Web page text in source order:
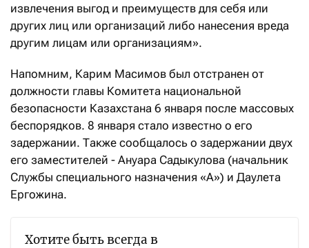
извлечения выгод и преимуществ для себя или
других лиц или организаций либо нанесения вреда
другим лицам или организациям».
Напомним, Карим Масимов был отстранен от
должности главы Комитета национальной
безопасности Казахстана 6 января после массовых
беспорядков. 8 января стало известно о его
задержании. Также сообщалось о задержании двух
его заместителей - Ануара Садыкулова (начальник
Службы специального назначения «А») и Даулета
Ергожина.
Хотите быть всегда в